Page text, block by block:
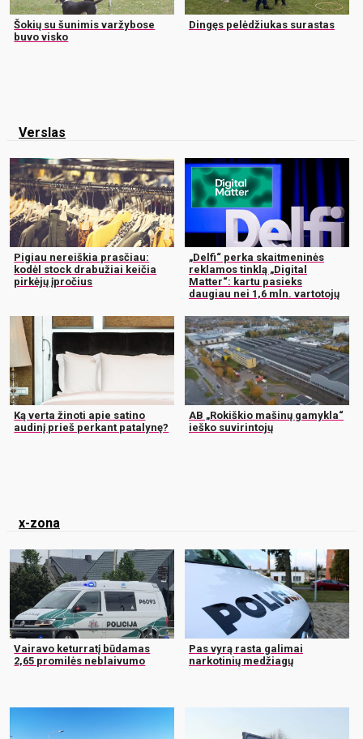
Šokių su šunimis varžybose
buvo visko
Dingęs pelėdžiukas surastas
Verslas
Pigiau nereiškia prasčiau:
kodėl stock drabužiai keičia
pirkėjų įpročius
„Delfi“ perka skaitmeninės
reklamos tinklą „Digital
Matter“: kartu pasieks
daugiau nei 1,6 mln. vartotojų
Ką verta žinoti apie satino
audinį prieš perkant patalynę?
AB „Rokiškio mašinų gamykla“
ieško suvirintojų
x-zona
Vairavo keturratį būdamas
2,65 promilės neblaivumo
Pas vyrą rasta galimai
narkotinių medžiagų